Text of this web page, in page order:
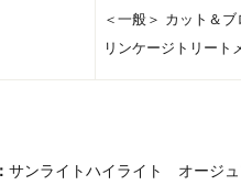
＜一般＞ カット＆
リンケージトリート
サンライトハイライト オージュ